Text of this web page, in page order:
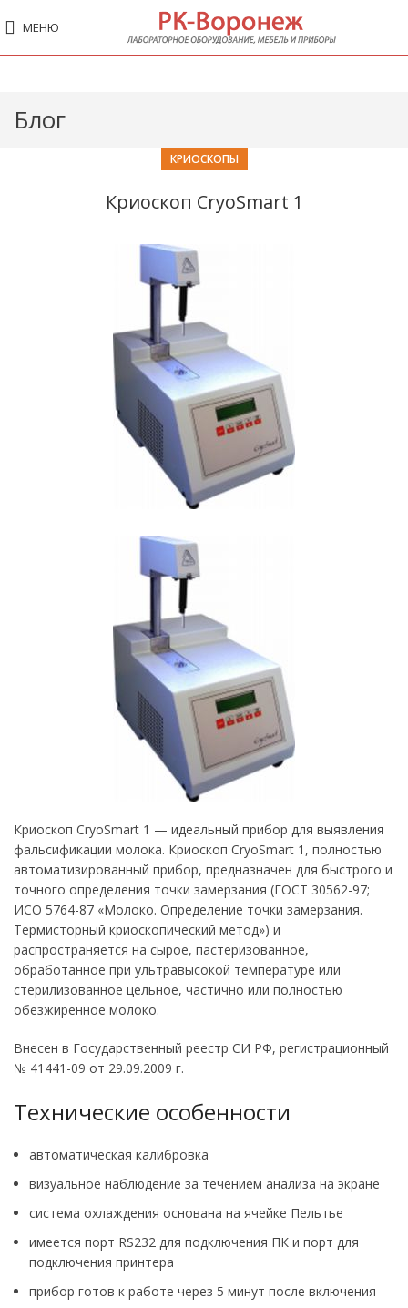
МЕНЮ
Блог
КРИОСКОПЫ
Криоскоп CryoSmart 1
Криоскоп CryoSmart 1 — идеальный прибор для выявления
фальсификации молока. Криоскоп CryoSmart 1, полностью
автоматизированный прибор, предназначен для быстрого и
точного определения точки замерзания (ГОСТ 30562-97;
ИСО 5764-87 «Молоко. Определение точки замерзания.
Термисторный криоскопический метод») и
распространяется на сырое, пастеризованное,
обработанное при ультравысокой температуре или
стерилизованное цельное, частично или полностью
обезжиренное молоко.
Внесен в Государственный реестр СИ РФ, регистрационный
№ 41441-09 от 29.09.2009 г.
Технические особенности
автоматическая калибровка
визуальное наблюдение за течением анализа на экране
система охлаждения основана на ячейке Пельтье
имеется порт RS232 для подключения ПК и порт для
подключения принтера
прибор готов к работе через 5 минут после включения